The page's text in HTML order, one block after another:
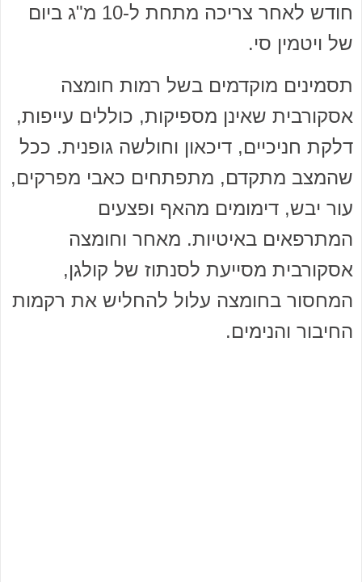
חודש לאחר צריכה מתחת ל-10 מ"ג ביום
של ויטמין סי.
תסמינים מוקדמים בשל רמות חומצה
אסקורבית שאינן מספיקות, כוללים עייפות,
דלקת חניכיים, דיכאון וחולשה גופנית. ככל
שהמצב מתקדם, מתפתחים כאבי מפרקים,
עור יבש, דימומים מהאף ופצעים
המתרפאים באיטיות. מאחר וחומצה
אסקורבית מסייעת לסנתוז של קולגן,
המחסור בחומצה עלול להחליש את רקמות
החיבור והנימים.